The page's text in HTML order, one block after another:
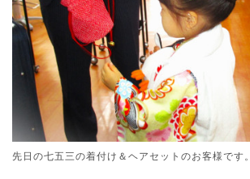
先日の七五三の着付け＆ヘアセットのお客様です。